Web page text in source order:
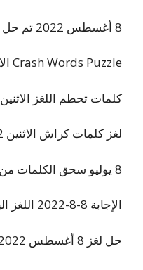
8 أغسطس 2022 تم حل اللغز
Crash Words Puzzle الاثنين 8 أغسطس 2022
كلمات تحطم اللغز الاثنين 8 8 2021 التحدي اليومي
لغز كلمات كراش الاثنين 8/8/2022
8 يوليو سحق الكلمات من يوليو
الإجابة 8-8-2022 اللغز اليومي
حل لغز 8 أغسطس 2022